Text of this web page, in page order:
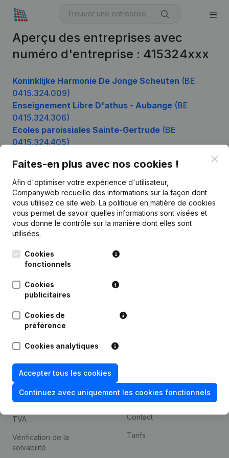
Aperçu des entreprises avec
numéro d'entreprise : 415324xxx
Koninklijke Harmonie De Jonge Scheuten (BE
0415.324.009)
Enseignement Libre D'athus - Aubange (BE
0415.324.306)
Ecoles paroissiales Sainte-Gertrude (BE
0415.324.405)
Faites-en plus avec nos cookies !
Afin d'optimiser votre expérience d'utilisateur,
Companyweb recueille des informations sur la façon dont
vous utilisez ce site web. La politique en matière de cookies
vous permet de savoir quelles informations sont visées et
vous donne le contrôle sur la manière dont elles sont
utilisées.
Cookies
fonctionnels
Cookies
publicitaires
Cookies de
préférence
Cookies analytiques
Accepter tous les cookies
Continuez avec uniquement les cookies fonctionnels
Français
Kantorenpark Everest
Leuvensesteenweg
1800 Vilvoorde
Produit
Informations d’entreprise
Monitoring
Compliance et prévention
de la fraude
Consulter des comptes
annuels
TVA
Vérification de la
solvabilité
Contact
Tarifs